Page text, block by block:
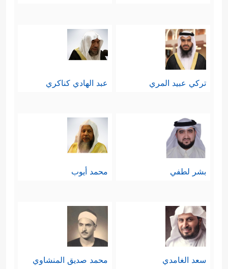
تركي عبيد المري عبد الهادي كناكري
بشر لطفي محمد أيوب
سعد الغامدي محمد صديق المنشاوي